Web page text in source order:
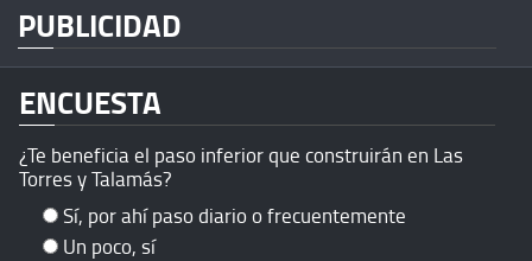
PUBLICIDAD
ENCUESTA
¿Te beneficia el paso inferior que construirán en Las
Torres y Talamás?
Sí, por ahí paso diario o frecuentemente
Un poco, sí